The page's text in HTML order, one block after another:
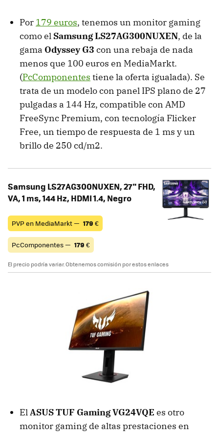
Por 179 euros, tenemos un monitor gaming
como el Samsung LS27AG300NUXEN, de la
gama Odyssey G3 con una rebaja de nada
menos que 100 euros en MediaMarkt.
(PcComponentes tiene la oferta igualada). Se
trata de un modelo con panel IPS plano de 27
pulgadas a 144 Hz, compatible con AMD
FreeSync Premium, con tecnología Flicker
Free, un tiempo de respuesta de 1 ms y un
brillo de 250 cd/m2.
Samsung LS27AG300NUXEN, 27" FHD,
VA, 1 ms, 144 Hz, HDMI 1.4, Negro
PVP en MediaMarkt — 179 €
PcComponentes — 179 €
El precio podría variar. Obtenemos comisión por estos enlaces
ElASUS TUF Gaming VG24VQE es otro
monitor gaming de altas prestaciones en